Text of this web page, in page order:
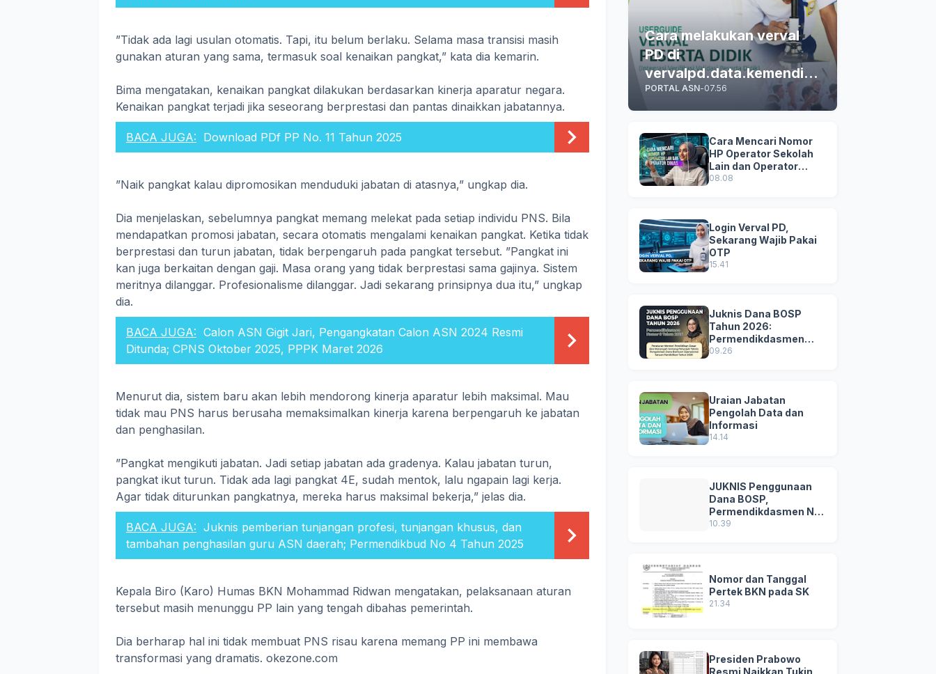
”Tidak ada lagi usulan otomatis. Tapi, itu belum berlaku. Selama masa transisi masih
gunakan aturan yang sama, termasuk soal kenaikan pangkat,” kata dia kemarin.
Bima mengatakan, kenaikan pangkat dilakukan berdasarkan kinerja aparatur negara.
Kenaikan pangkat terjadi jika seseorang berprestasi dan pantas dinaikkan jabatannya.
BACA JUGA: Download PDf PP No. 11 Tahun 2025
”Naik pangkat kalau dipromosikan menduduki jabatan di atasnya,” ungkap dia.
Dia menjelaskan, sebelumnya pangkat memang melekat pada setiap individu PNS. Bila
mendapatkan promosi jabatan, secara otomatis mengalami kenaikan pangkat. Ketika tidak
berprestasi dan turun jabatan, tidak berpengaruh pada pangkat tersebut. ”Pangkat ini
kan juga berkaitan dengan gaji. Masa orang yang tidak berprestasi sama gajinya. Sistem
meritnya dilanggar. Profesionalisme dilanggar. Jadi sekarang prinsipnya dua itu,” ungkap
dia.
BACA JUGA: Calon ASN Gigit Jari, Pengangkatan Calon ASN 2024 Resmi
Ditunda; CPNS Oktober 2025, PPPK Maret 2026
Menurut dia, sistem baru akan lebih mendorong kinerja aparatur lebih maksimal. Mau
tidak mau PNS harus berusaha memaksimalkan kinerja karena berpengaruh ke jabatan
dan penghasilan.
”Pangkat mengikuti jabatan. Jadi setiap jabatan ada gradenya. Kalau jabatan turun,
pangkat ikut turun. Tidak ada lagi pangkat 4E, sudah mentok, lalu ngapain lagi kerja.
Agar tidak diturunkan pangkatnya, mereka harus maksimal bekerja,” jelas dia.
BACA JUGA: Juknis pemberian tunjangan profesi, tunjangan khusus, dan
tambahan penghasilan guru ASN daerah; Permendikbud No 4 Tahun 2025
Kepala Biro (Karo) Humas BKN Mohammad Ridwan mengatakan, pelaksanaan aturan
tersebut masih menunggu PP lain yang tengah dibahas pemerintah.
Dia berharap hal ini tidak membuat PNS risau karena memang PP ini membawa
transformasi yang dramatis. okezone.com
Cara melakukan verval
PD di
vervalpd.data.kemendikd
asmen.go.id
PORTAL ASN-07.56
Cara Mencari Nomor
HP Operator Sekolah
Lain dan Operator
Dinas di SDM Data
08.08
Login Verval PD,
Sekarang Wajib Pakai
OTP
15.41
Juknis Dana BOSP
Tahun 2026:
Permendikdasmen
Nomor 8 Tahun 2026
09.26
Uraian Jabatan
Pengolah Data dan
Informasi
14.14
JUKNIS Penggunaan
Dana BOSP,
Permendikdasmen No
8 Tahun 2025
10.39
Nomor dan Tanggal
Pertek BKN pada SK
21.34
Presiden Prabowo
Resmi Naikkan Tukin